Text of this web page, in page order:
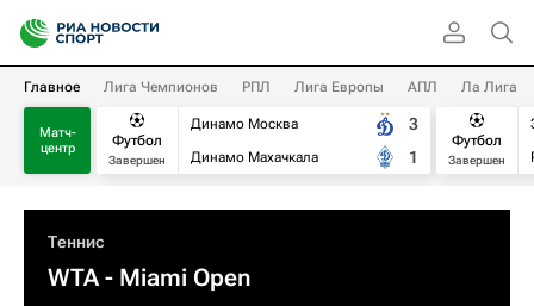
Главное Лига Чемпионов РПЛ Лига Европы АПЛ Ла Лига
Матч-
центр
Футбол
Завершен
Динамо Москва
Динамо Махачкала
3
1
Футбол
Завершен
Теннис
WTA- Miami Open